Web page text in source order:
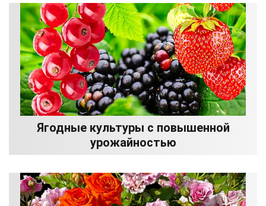
Ягодные культуры с повышенной
урожайностью